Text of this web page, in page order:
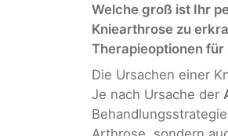
Welche groß ist Ihr
Kniearthrose zu
Therapieoptionen für
Die Ursachen einer
Je nach Ursache der